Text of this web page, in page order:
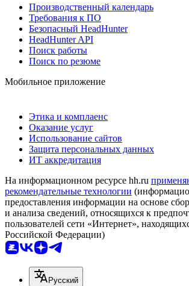
Производственный календарь
Требования к ПО
Безопасный HeadHunter
HeadHunter API
Поиск работы
Поиск по резюме
Мобильное приложение
Этика и комплаенс
Оказание услуг
Использование сайтов
Защита персональных данных
ИТ аккредитация
На информационном ресурсе hh.ru
рекомендательные технологии
предоставления информации на основе
и анализа сведений, относящихся к
пользователей сети «Интернет»,
Российской Федерации)
Русский